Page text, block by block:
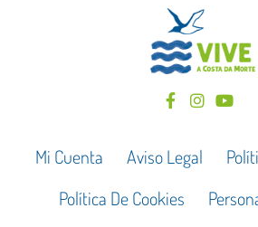
Mi Cuenta Aviso Legal
Política De Cookies